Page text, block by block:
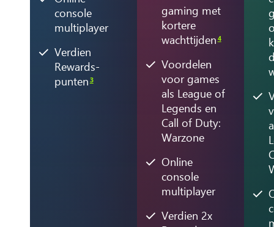
console
multiplayer
Verdien
Rewards-
punten 3
gaming met
kortere
wachttijden 4
Voordelen
voor games
als League of
Legends en
Call of Duty:
Warzone
Online
console
multiplayer
Verdien 2x